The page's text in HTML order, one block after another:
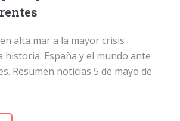
alta mar a la mayor crisis
historia: España y el mundo ante
Resumen noticias 5 de mayo de